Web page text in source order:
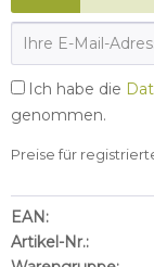
Ich habe die
genommen.
Preise für
EAN:
Artikel-Nr.: